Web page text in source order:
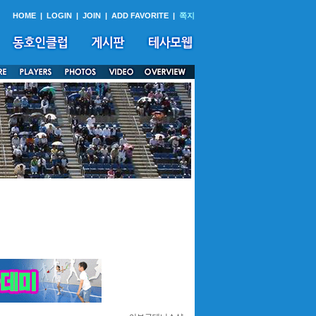
HOME | LOGIN | JOIN | ADD FAVORITE | 쪽지